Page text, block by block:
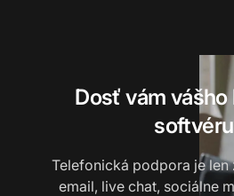
Dosť vám vášho
Telefonická podpora je len
email, live chat, sociálne